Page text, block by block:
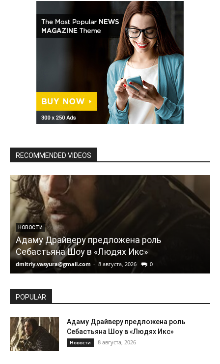
RECOMMENDED VIDEOS
НОВОСТИ
Адаму Драйверу предложена роль
Себастьяна Шоу в «Людях Икс»
dmitriy.vasyura@gmail.com - 8 августа, 2026 0
POPULAR
Адаму Драйверу предложена роль
Себастьяна Шоу в «Людях Икс»
Новости 8 августа, 2026